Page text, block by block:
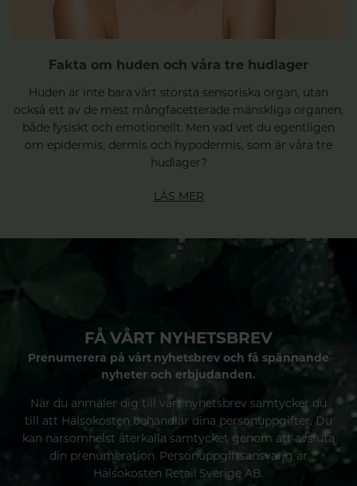
Fakta om huden och våra tre hudlager
Huden är inte bara vårt största sensoriska organ, utan
också ett av de mest mångfacetterade mänskliga organen,
både fysiskt och emotionellt. Men vad vet du egentligen
om epidermis, dermis och hypodermis, som är våra tre
hudlager?
LÄS MER
FÅ VÅRT NYHETSBREV
Prenumerera på vårt nyhetsbrev och få spännande
nyheter och erbjudanden.
När du anmäler dig till vårt nyhetsbrev samtycker du
till att Hälsokosten behandlar dina personuppgifter. Du
kan närsomhelst återkalla samtycket genom att avsluta
din prenumeration. Personuppgiftsansvarig är
Hälsokosten Retail Sverige AB.